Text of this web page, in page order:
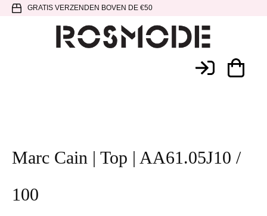
Spring
hoofdnavigatie
Door
SpringGRATIS VERZENDEN BOVEN DE €50
Marc Cain | Top | AA61.05J10 /
100